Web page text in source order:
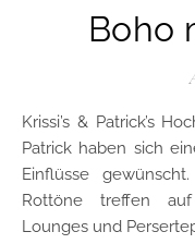
Boho
Krissi’s & Patrick’s Hochzeit Boho meets Orient Krissi und
Patrick haben sich
Einflüsse
Rottöne treffen
Lounges und